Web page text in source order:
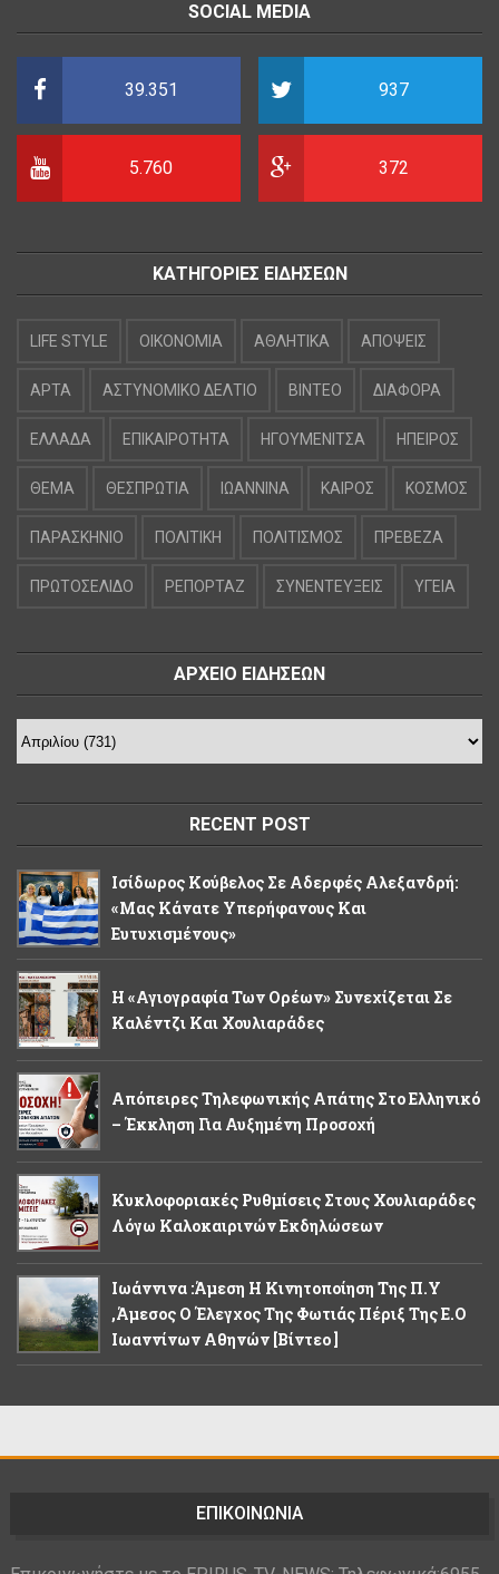
SOCIAL MEDIA
39.351 937
5.760 372
ΚΑΤΗΓΟΡΙΕΣ ΕΙΔΗΣΕΩΝ
LIFE STYLE OIKONOMIA ΑΘΛΗΤΙΚΑ ΑΠΟΨΕΙΣ
ΑΡΤΑ ΑΣΤΥΝΟΜΙΚΟ ΔΕΛΤΙΟ ΒΙΝΤΕΟ ΔΙΑΦΟΡΑ
ΕΛΛΑΔΑ ΕΠΙΚΑΙΡΟΤΗΤΑ ΗΓΟΥΜΕΝΙΤΣΑ ΗΠΕΙΡΟΣ
ΘΕΜΑ ΘΕΣΠΡΩΤΙΑ ΙΩΑΝΝΙΝΑ ΚΑΙΡΟΣ ΚΟΣΜΟΣ
ΠΑΡΑΣΚΗΝΙΟ ΠΟΛΙΤΙΚΗ ΠΟΛΙΤΙΣΜΟΣ ΠΡΕΒΕΖΑ
ΠΡΩΤΟΣΕΛΙΔΟ ΡΕΠΟΡΤΑΖ ΣΥΝΕΝΤΕΥΞΕΙΣ ΥΓΕΙΑ
ΑΡΧΕΙΟ ΕΙΔΗΣΕΩΝ
RECENT POST
Ισίδωρος Κούβελος Σε Αδερφές Αλεξανδρή:
«Μας Κάνατε Υπερήφανους Και
Ευτυχισμένους»
Η «Αγιογραφία Των Ορέων» Συνεχίζεται Σε
Καλέντζι Και Χουλιαράδες
Απόπειρες Τηλεφωνικής Απάτης Στο Ελληνικό
– Έκκληση Για Αυξημένη Προσοχή
Κυκλοφοριακές Ρυθμίσεις Στους Χουλιαράδες
Λόγω Καλοκαιρινών Εκδηλώσεων
Ιωάννινα :Άμεση Η Κινητοποίηση Της Π.Υ
,άμεσος Ο Έλεγχος Της Φωτιάς Πέριξ Της Ε.Ο
Ιωαννίνων Αθηνών [βίντεο ]
ΕΠΙΚΟΙΝΩΝΙΑ